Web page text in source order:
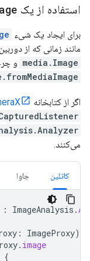
استفاده از یک
برای ایجاد یک شیء
مانند زمانی که از
media.Image و
اگر از کتابخانه
می‌کنند.
کاتلین جاوا
: ImageAnalysis .
: ImageProxy)
. image
{